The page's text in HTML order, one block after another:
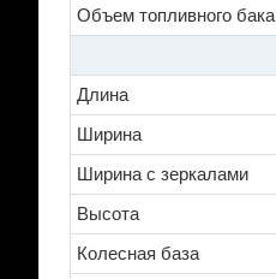
Объем топливного бака
Длина
Ширина
Ширина с зеркалами
Высота
Колесная база